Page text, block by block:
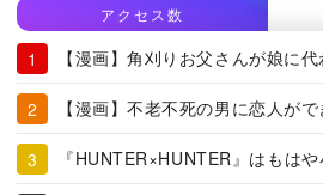
アクセス数
【漫画】角刈りお父さんが娘に
【漫画】不老不死の男に恋人がで
『HUNTER×HUNTER』はもは